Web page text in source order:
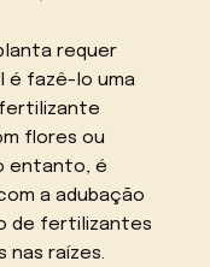
requer
é fazê-lo uma
fertilizante
flores ou
entanto, é
a adubação
de fertilizantes
nas raízes.